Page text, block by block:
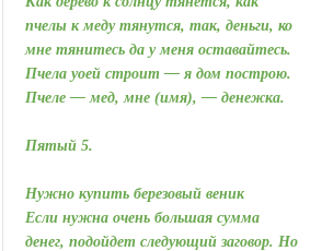
пчелы к меду тянутся, так, деньги, ко
мне тянитесь да у меня оставайтесь.
Пчела уоей строит — я дом построю.
Пчеле — мед, мне (имя), — денежка.
Пятый 5.
Нужно купить березовый веник
Если нужна очень большая сумма
денег, подойдет следующий заговор. Но